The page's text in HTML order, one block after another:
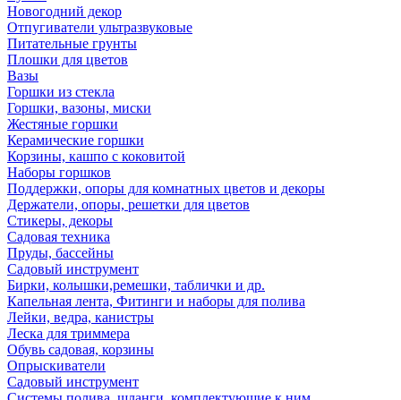
Новогодний декор
Отпугиватели ультразвуковые
Питательные грунты
Плошки для цветов
Вазы
Горшки из стекла
Горшки, вазоны, миски
Жестяные горшки
Керамические горшки
Корзины, кашпо с коковитой
Наборы горшков
Поддержки, опоры для комнатных цветов и декоры
Держатели, опоры, решетки для цветов
Стикеры, декоры
Садовая техника
Пруды, бассейны
Садовый инструмент
Бирки, колышки,ремешки, таблички и др.
Капельная лента, Фитинги и наборы для полива
Лейки, ведра, канистры
Леска для триммера
Обувь садовая, корзины
Опрыскиватели
Садовый инструмент